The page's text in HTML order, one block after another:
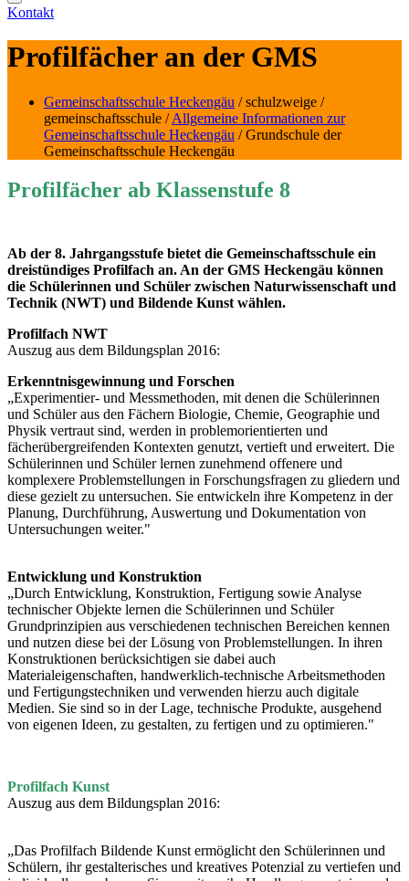
Kontakt
Profilfächer an der GMS
Gemeinschaftsschule Heckengäu / schulzweige /
gemeinschaftsschule /Allgemeine Informationen zur
Gemeinschaftsschule Heckengäu / Grundschule der
Gemeinschaftsschule Heckengäu
Profilfächer ab Klassenstufe 8
Ab der 8. Jahrgangsstufe bietet die Gemeinschaftsschule ein
dreistündiges Profilfach an. An der GMS Heckengäu können
die Schülerinnen und Schüler zwischen Naturwissenschaft und
Technik (NWT) und Bildende Kunst wählen.
Profilfach NWT
Auszug aus dem Bildungsplan 2016:
Erkenntnisgewinnung und Forschen
„Experimentier- und Messmethoden, mit denen die Schülerinnen
und Schüler aus den Fächern Biologie, Chemie, Geographie und
Physik vertraut sind, werden in problemorientierten und
fächerübergreifenden Kontexten genutzt, vertieft und erweitert. Die
Schülerinnen und Schüler lernen zunehmend offenere und
komplexere Problemstellungen in Forschungsfragen zu gliedern und
diese gezielt zu untersuchen. Sie entwickeln ihre Kompetenz in der
Planung, Durchführung, Auswertung und Dokumentation von
Untersuchungen weiter."
Entwicklung und Konstruktion
„Durch Entwicklung, Konstruktion, Fertigung sowie Analyse
technischer Objekte lernen die Schülerinnen und Schüler
Grundprinzipien aus verschiedenen technischen Bereichen kennen
und nutzen diese bei der Lösung von Problemstellungen. In ihren
Konstruktionen berücksichtigen sie dabei auch
Materialeigenschaften, handwerklich-technische Arbeitsmethoden
und Fertigungstechniken und verwenden hierzu auch digitale
Medien. Sie sind so in der Lage, technische Produkte, ausgehend
von eigenen Ideen, zu gestalten, zu fertigen und zu optimieren."
Profilfach Kunst
Auszug aus dem Bildungsplan 2016:
„Das Profilfach Bildende Kunst ermöglicht den Schülerinnen und
Schülern, ihr gestalterisches und kreatives Potenzial zu vertiefen und